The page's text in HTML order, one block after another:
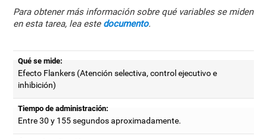
Para obtener más información sobre qué variables se miden
en esta tarea, lea este documento.
Qué se mide:
Efecto Flankers (Atención selectiva, control ejecutivo e
inhibición)
Tiempo de administración:
Entre 30 y 155 segundos aproximadamente.